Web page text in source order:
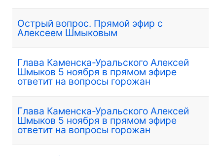
Острый вопрос. Прямой эфир с
Алексеем Шмыковым
Глава Каменска-Уральского Алексей
Шмыков 5 ноября в прямом эфире
ответит на вопросы горожан
Глава Каменска-Уральского Алексей
Шмыков 5 ноября в прямом эфире
ответит на вопросы горожан